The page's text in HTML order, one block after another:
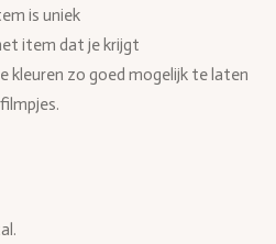
is uniek
item dat je krijgt
kleuren zo goed mogelijk te laten